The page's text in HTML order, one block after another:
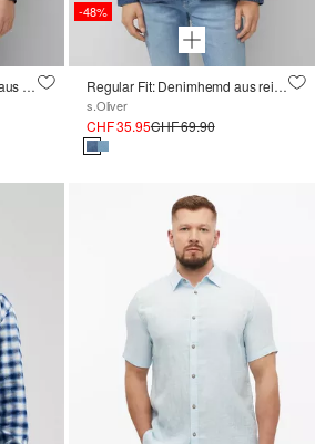
Tailored Fit: Langarmhemd aus Comfortstretch
-48%
Regular Fit: Denimhemd aus reiner Baumwolle
s.Oliver
CHF 35.95CHF 69.90